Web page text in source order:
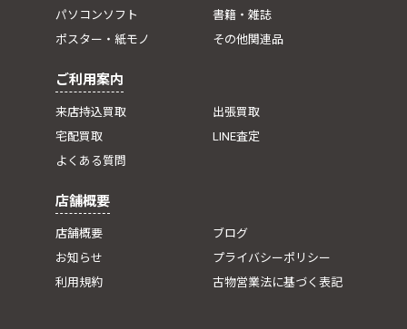
パソコンソフト
書籍・雑誌
ポスター・紙モノ
その他関連品
ご利用案内
来店持込買取
出張買取
宅配買取
LINE査定
よくある質問
店舗概要
店舗概要
ブログ
お知らせ
プライバシーポリシー
利用規約
古物営業法に基づく表記